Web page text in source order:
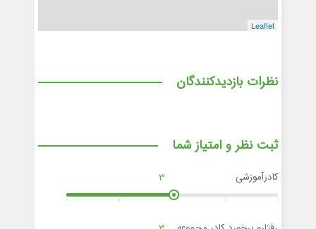
Leaflet
نظرات بازدیدکنندگان
ثبت نظر و امتیاز شما
کادرآموزشی 3